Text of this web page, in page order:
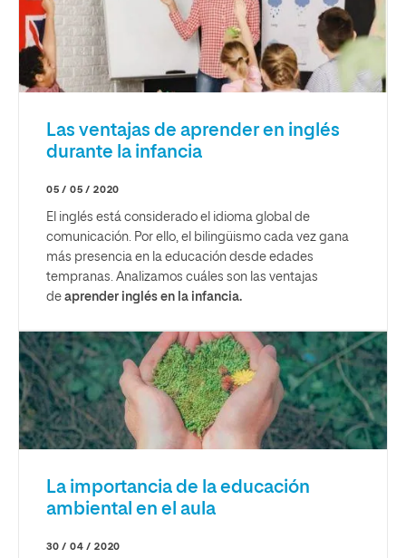
Las ventajas de aprender en inglés
durante la infancia
05 / 05 / 2020
El inglés está considerado el idioma global de
comunicación. Por ello, el bilingüismo cada vez gana
más presencia en la educación desde edades
tempranas. Analizamos cuáles son las ventajas
de aprender inglés en la infancia.
La importancia de la educación
ambiental en el aula
30 / 04 / 2020